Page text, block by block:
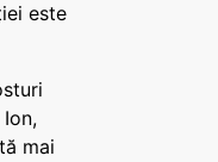
este
mai